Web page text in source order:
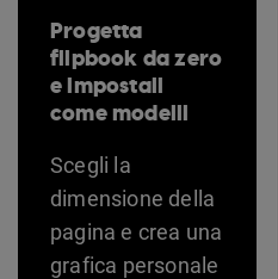
Progetta
flipbook da zero
e impostali
come modelli
Scegli la
dimensione della
pagina e crea una
grafica personale